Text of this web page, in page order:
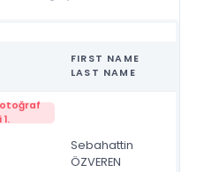
FIRST NAME
LAST NAME
Sebahattin
ÖZVEREN